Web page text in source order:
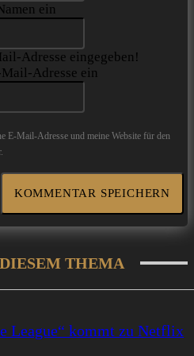
ein
Adresse eingegeben!
Adresse ein
E-Mail-Adresse und meine Website für den
THEMA
League“ kommt zu Netflix